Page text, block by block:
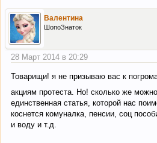
Валентина
ШопоЗнаток
28 Март 2014 в 20:29
Товарищи! я не призываю вас к
акциям протеста. Но! сколько же
единственная статья, которой нас
коснется комуналка, пенсии, соц
и воду и т.д.